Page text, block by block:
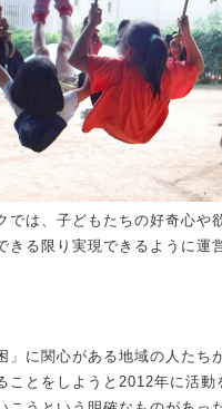
では、子どもたちの好奇心や
きる限り実現できるように運
」に関心がある地域の人たち
ことをしようと2012年に活動